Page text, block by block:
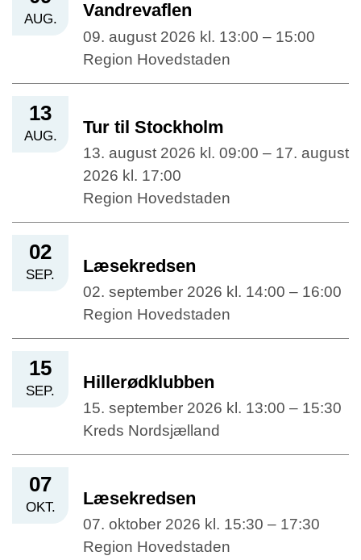
AUG. Vandrevaflen
09. august 2026 kl. 13:00 – 15:00
Region Hovedstaden
13
AUG. Tur til Stockholm
13. august 2026 kl. 09:00 – 17. august
2026 kl. 17:00
Region Hovedstaden
02
SEP. Læsekredsen
02. september 2026 kl. 14:00 – 16:00
Region Hovedstaden
15
SEP. Hillerødklubben
15. september 2026 kl. 13:00 – 15:30
Kreds Nordsjælland
07
OKT. Læsekredsen
07. oktober 2026 kl. 15:30 – 17:30
Region Hovedstaden